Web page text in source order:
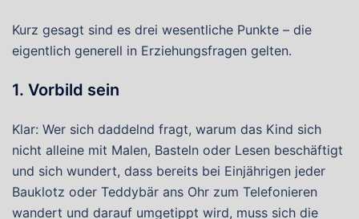
Kurz gesagt sind es drei wesentliche Punkte – die
eigentlich generell in Erziehungsfragen gelten.
1. Vorbild sein
Klar: Wer sich daddelnd fragt, warum das Kind sich
nicht alleine mit Malen, Basteln oder Lesen beschäftigt
und sich wundert, dass bereits bei Einjährigen jeder
Bauklotz oder Teddybär ans Ohr zum Telefonieren
wandert und darauf umgetippt wird, muss sich die